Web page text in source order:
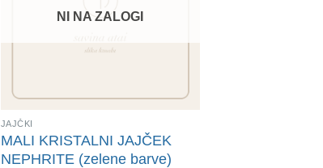
NI NA ZALOGI
JAJČKI
MALI KRISTALNI JAJČEK
NEPHRITE (zelene barve)